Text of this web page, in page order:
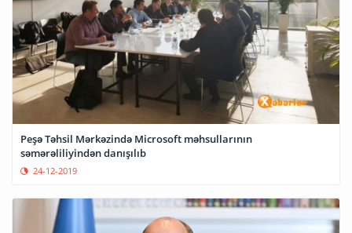
Peşə Təhsil Mərkəzində Microsoft məhsullarının
səmərəliliyindən danışılıb
24-12-2019